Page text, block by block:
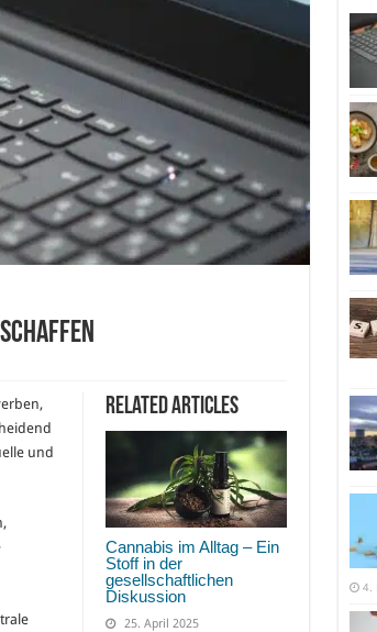
Related Articles
Cannabis im Alltag – Ein
Stoff in der
gesellschaftlichen
Diskussion
25. April 2025
und
4.